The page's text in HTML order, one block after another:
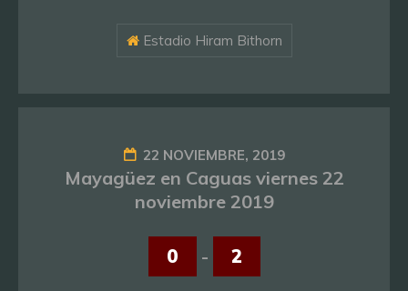
Estadio Hiram Bithorn
22 NOVIEMBRE, 2019
Mayagüez en Caguas viernes 22
noviembre 2019
0 - 2